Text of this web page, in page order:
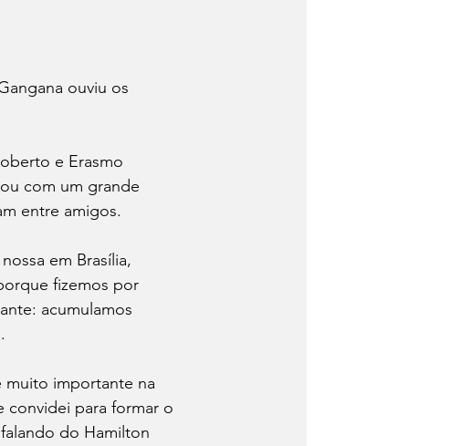
ouviu os
e Erasmo
com um grande
entre amigos.
em Brasília,
fizemos por
acumulamos
muito importante na
convidei para formar o
do Hamilton